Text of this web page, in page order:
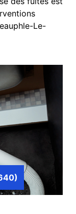
Le-